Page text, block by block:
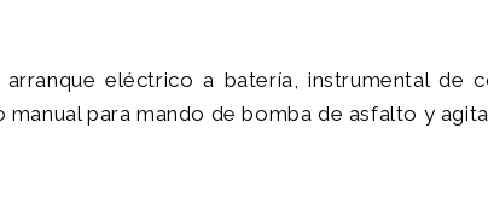
eléctrico a batería, instrumental de
para mando de bomba de asfalto y